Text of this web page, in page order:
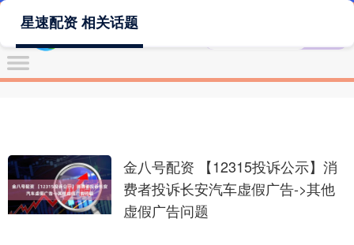
星速配资 相关话题
金八号配资 【12315投诉公示】消
费者投诉长安汽车虚假广告->其他
虚假广告问题